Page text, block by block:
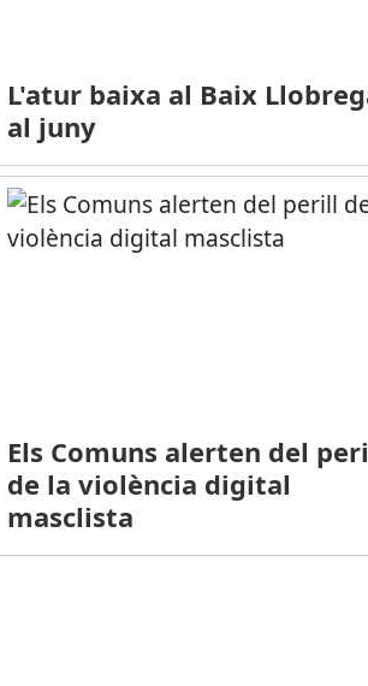
L'atur baixa al Baix
al juny
Els Comuns alerten del
de la violència digital
masclista